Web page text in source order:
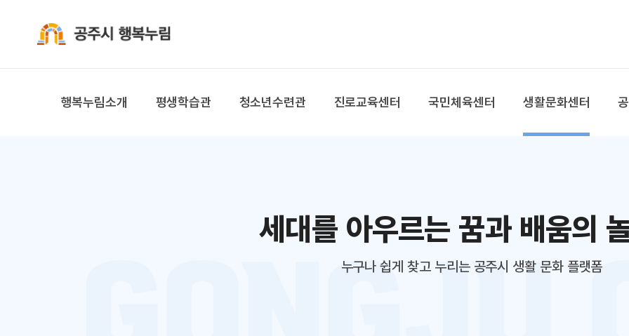
행복누림소개 평생학습관 청소년수련관 진로교육센터 국민체육센터 생활문화센터
세대를 아우르는 꿈과 배움의
누구나 쉽게 찾고 누리는 공주시 생활 문화 플랫폼